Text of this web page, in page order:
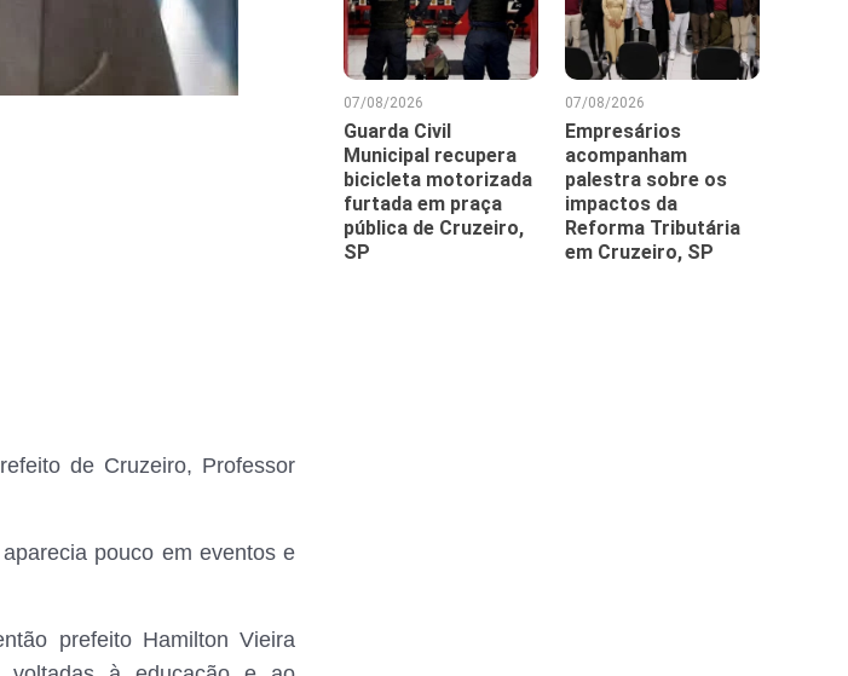
de Cruzeiro, Professor
pouco em eventos e
prefeito Hamilton Vieira
07/08/2026
Guarda Civil
Municipal recupera
bicicleta motorizada
furtada em praça
pública de Cruzeiro,
SP
07/08/2026
Empresários
acompanham
palestra sobre os
impactos da
Reforma Tributária
em Cruzeiro, SP